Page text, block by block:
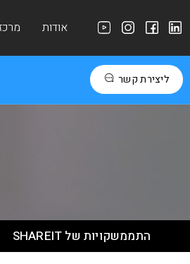
אודות
ליצירת קשר
התממשקויות של SHAREIT